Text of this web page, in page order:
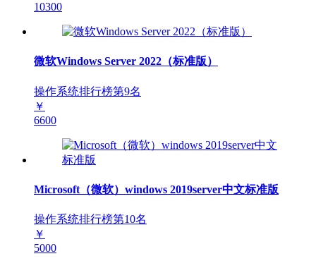
10300
微软Windows Server 2022（标准版）
操作系统排行榜第9名
￥
6600
Microsoft（微软）windows 2019server中文标准版
操作系统排行榜第10名
￥
5000